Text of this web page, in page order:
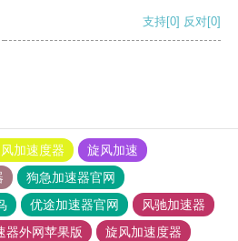
支持[0] 反对[0]
加速度器
旋风加速
狗急加速器官网
优途加速器官网
风驰加速器
器外网苹果版
旋风加速度器